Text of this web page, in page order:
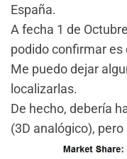
España.
A fecha 1 de
podido confirmar es
Me puedo dejar
localizarlas.
De hecho, debería
(3D analógico),